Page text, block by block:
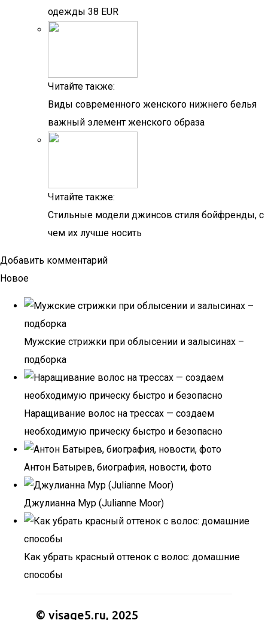
одежды 38 EUR
Читайте также:
Виды современного женского нижнего белья
важный элемент женского образа
Читайте также:
Стильные модели джинсов стиля бойфренды, с
чем их лучше носить
Добавить комментарий
Новое
Мужские стрижки при облысении и залысинах –
подборка
Наращивание волос на трессах — создаем
необходимую прическу быстро и безопасно
Антон Батырев, биография, новости, фото
Джулианна Мур (Julianne Moor)
Как убрать красный оттенок с волос: домашние
способы
© visage5.ru, 2025